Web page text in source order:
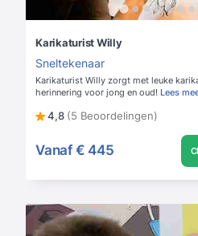
Karikaturist Willy
Sneltekenaar
Karikaturist Willy zorgt met leuke
herinnering voor jong en oud! Lees
4,8 (5 Beoordelingen)
Vanaf € 445